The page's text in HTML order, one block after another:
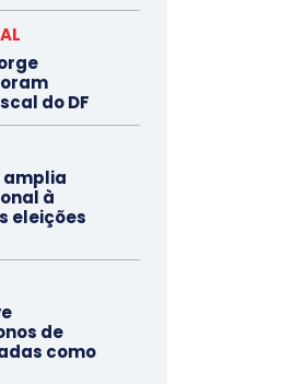
do DF
amplia
à
eleições
de
como